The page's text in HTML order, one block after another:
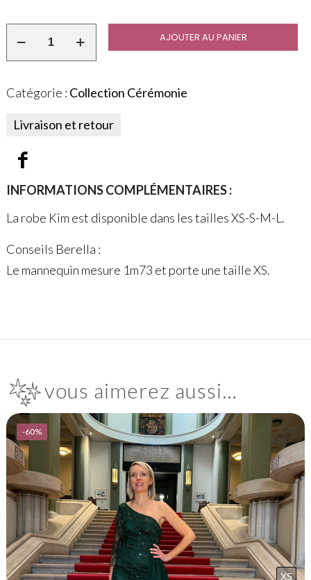
AJOUTER AU PANIER
Catégorie : Collection Cérémonie
Livraison et retour
INFORMATIONS COMPLÉMENTAIRES :
La robe Kim est disponible dans les tailles XS-S-M-L.
Conseils Berella :
Le mannequin mesure 1m73 et porte une taille XS.
vous aimerez aussi…
-60%
XS